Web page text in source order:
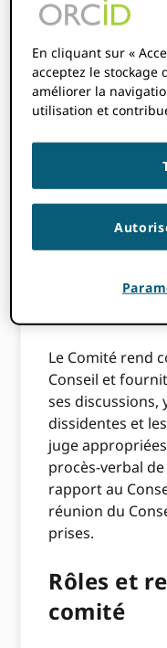
Type de
Le Comité des
est un comité
Conseil
spécifiques,
présente
spécifiquement
dispose pas du
Le Comité rend
Conseil et
ses discussions,
dissidentes et
juge
procès-verbal
rapport au
réunion du
prises.
Rôles et
comité
En cliquant sur «
acceptez le stockage
améliorer la
utilisation et